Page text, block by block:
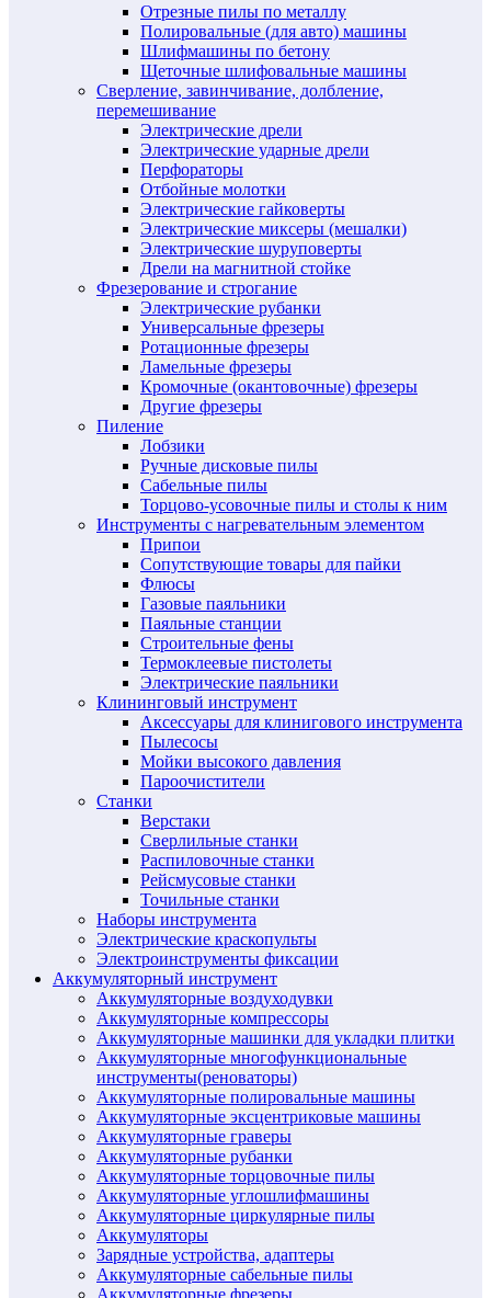
Отрезные пилы по металлу
Полировальные (для авто) машины
Шлифмашины по бетону
Щеточные шлифовальные машины
Сверление, завинчивание, долбление,
перемешивание
Электрические дрели
Электрические ударные дрели
Перфораторы
Отбойные молотки
Электрические гайковерты
Электрические миксеры (мешалки)
Электрические шуруповерты
Дрели на магнитной стойке
Фрезерование и строгание
Электрические рубанки
Универсальные фрезеры
Ротационные фрезеры
Ламельные фрезеры
Кромочные (окантовочные) фрезеры
Другие фрезеры
Пиление
Лобзики
Ручные дисковые пилы
Сабельные пилы
Торцово-усовочные пилы и столы к ним
Инструменты с нагревательным элементом
Припои
Сопутствующие товары для пайки
Флюсы
Газовые паяльники
Паяльные станции
Строительные фены
Термоклеевые пистолеты
Электрические паяльники
Клининговый инструмент
Аксессуары для клинигового инструмента
Пылесосы
Мойки высокого давления
Пароочистители
Станки
Верстаки
Сверлильные станки
Распиловочные станки
Рейсмусовые станки
Точильные станки
Наборы инструмента
Электрические краскопульты
Электроинструменты фиксации
Аккумуляторный инструмент
Аккумуляторные воздуходувки
Аккумуляторные компрессоры
Аккумуляторные машинки для укладки плитки
Аккумуляторные многофункциональные
инструменты(реноваторы)
Аккумуляторные полировальные машины
Аккумуляторные эксцентриковые машины
Аккумуляторные граверы
Аккумуляторные рубанки
Аккумуляторные торцовочные пилы
Аккумуляторные углошлифмашины
Аккумуляторные циркулярные пилы
Аккумуляторы
Зарядные устройства, адаптеры
Аккумуляторные сабельные пилы
Аккумуляторные фрезеры